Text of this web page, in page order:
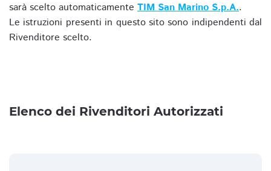
sarà scelto automaticamente TIM San Marino S.p.A..
Le istruzioni presenti in questo sito sono indipendenti dal
Rivenditore scelto.
Elenco dei Rivenditori Autorizzati